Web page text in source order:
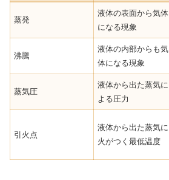
蒸発
液体の表面から気体
になる現象
沸騰
液体の内部からも気
体になる現象
蒸気圧
液体から出た蒸気に
よる圧力
引火点
液体から出た蒸気に
火がつく最低温度